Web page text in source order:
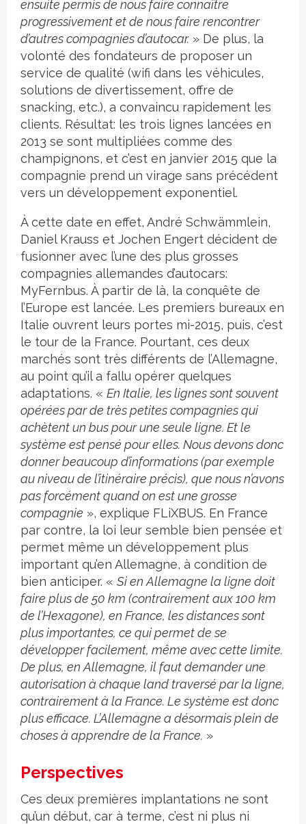
ensuite permis de nous faire connaître
progressivement et de nous faire rencontrer
d’autres compagnies d’autocar. » De plus, la
volonté des fondateurs de proposer un
service de qualité (wifi dans les véhicules,
solutions de divertissement, offre de
snacking, etc.), a convaincu rapidement les
clients. Résultat: les trois lignes lancées en
2013 se sont multipliées comme des
champignons, et c’est en janvier 2015 que la
compagnie prend un virage sans précédent
vers un développement exponentiel.
À cette date en effet, André Schwämmlein,
Daniel Krauss et Jochen Engert décident de
fusionner avec l’une des plus grosses
compagnies allemandes d’autocars:
MyFernbus. À partir de là, la conquête de
l’Europe est lancée. Les premiers bureaux en
Italie ouvrent leurs portes mi-2015, puis, c’est
le tour de la France. Pourtant, ces deux
marchés sont très différents de l’Allemagne,
au point qu’il a fallu opérer quelques
adaptations. « En Italie, les lignes sont souvent
opérées par de très petites compagnies qui
achètent un bus pour une seule ligne. Et le
système est pensé pour elles. Nous devons donc
donner beaucoup d’informations (par exemple
au niveau de l’itinéraire précis), que nous n’avons
pas forcément quand on est une grosse
compagnie », explique FLiXBUS. En France
par contre, la loi leur semble bien pensée et
permet même un développement plus
important qu’en Allemagne, à condition de
bien anticiper. « Si en Allemagne la ligne doit
faire plus de 50 km (contrairement aux 100 km
de l’Hexagone), en France, les distances sont
plus importantes, ce qui permet de se
développer facilement, même avec cette limite.
De plus, en Allemagne, il faut demander une
autorisation à chaque land traversé par la ligne,
contrairement à la France. Le système est donc
plus efficace. L’Allemagne a désormais plein de
choses à apprendre de la France. »
Perspectives
Ces deux premières implantations ne sont
qu’un début, car à terme, c’est ni plus ni